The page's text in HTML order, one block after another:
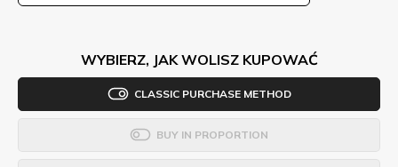
WYBIERZ, JAK WOLISZ KUPOWAĆ
CLASSIC PURCHASE METHOD
BUY IN PROPORTION